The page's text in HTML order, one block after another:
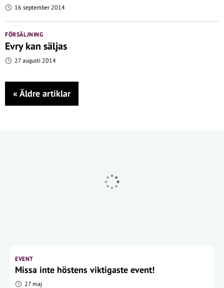
16 september 2014
FÖRSÄLJNING
Evry kan säljas
27 augusti 2014
« Äldre artiklar
EVENT
Missa inte höstens viktigaste event!
27 maj